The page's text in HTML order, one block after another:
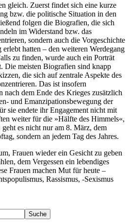
gleich. Zuerst findet sich eine kurze
bzw. die politische Situation in den
folgen die Biografien, die sich
im Widerstand bzw. das
sondern auch die Vorgeschichte
hatten – den weiteren Werdegang
zu finden, wurde auch ein Porträt
Die meisten Biografien sind knapp
die sich auf zentrale Aspekte des
Das ist insofern
nach dem Ende des Krieges zusätzlich
und Emanzipationsbewegung der
sie endete ihr Engagement nicht mit
weiter für die »Hälfte des Himmels«,
es nicht nur am 8. März, dem
sondern an jedem Tag des Jahres.
Frauen wieder ein Gesicht zu geben
dem Vergessen ein lebendiges
Frauen machen Mut für heute –
Rassismus, -Sexismus
Suche